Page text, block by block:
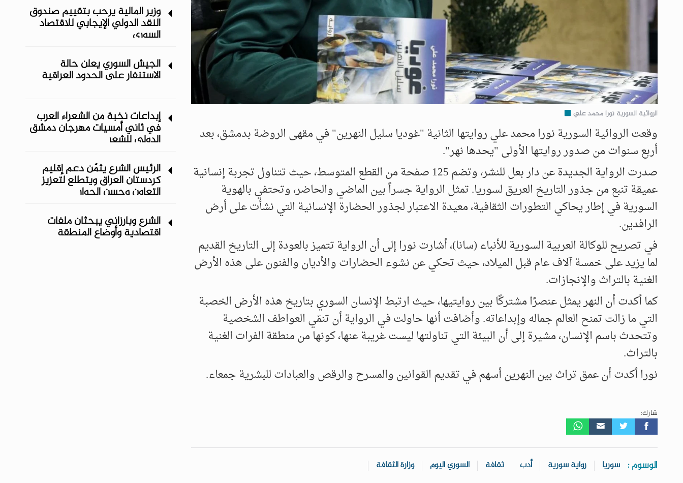
الروائية السورية نورا محمد علي
وقعت الروائية السورية نورا محمد علي روايتها الثانية "غوديا سليل النهرين" في مقهى الروضة بدمشق، بعد
أربع سنوات من صدور روايتها الأولى "يحدها نهر".
صدرت الرواية الجديدة عن دار بعل للنشر، وتضم 125 صفحة من القطع المتوسط، حيث تتناول تجربة إنسانية
عميقة تنبع من جذور التاريخ العريق لسوريا. تمثل الرواية جسراً بين الماضي والحاضر، وتحتفي بالهوية
السورية في إطار يحاكي التطورات الثقافية، معيدة الاعتبار لجذور الحضارة الإنسانية التي نشأت على أرض
الرافدين.
في تصريح للوكالة العربية السورية للأنباء (سانا)، أشارت نورا إلى أن الرواية تتميز بالعودة إلى التاريخ القديم
لما يزيد على خمسة آلاف عام قبل الميلاد، حيث تحكي عن نشوء الحضارات والأديان والفنون على هذه الأرض
الغنية بالتراث والإنجازات.
كما أكدت أن النهر يمثل عنصرًا مشتركًا بين روايتيها، حيث ارتبط الإنسان السوري بتاريخ هذه الأرض الخصبة
التي ما زالت تمنح العالم جماله وإبداعاته. وأضافت أنها حاولت في الرواية أن تنمّي العواطف الشخصية
وتتحدث باسم الإنسان، مشيرة إلى أن البيئة التي تناولتها ليست غريبة عنها، كونها من منطقة الفرات الغنية
بالتراث.
نورا أكدت أن عمق تراث بين النهرين أسهم في تقديم القوانين والمسرح والرقص والعبادات للبشرية جمعاء.
شارك:
الوسوم : سوريا رواية سورية أدب ثقافة السوري اليوم وزارة الثقافة
وزير المالية يرحب بتقييم صندوق
النقد الدولي الإيجابي للاقتصاد
السوري
الجيش السوري يعلن حالة
الاستنفار على الحدود العراقية
إبداعات نخبة من الشعراء العرب
في ثاني أمسيات مهرجان دمشق
الدولي ‏للشعر
الرئيس الشرع يثمّن دعم إقليم
كردستان العراق ويتطلع لتعزيز
التعاون وحسن الجوار
الشرع وبارزاني يبحثان ملفات
اقتصادية وأوضاع المنطقة